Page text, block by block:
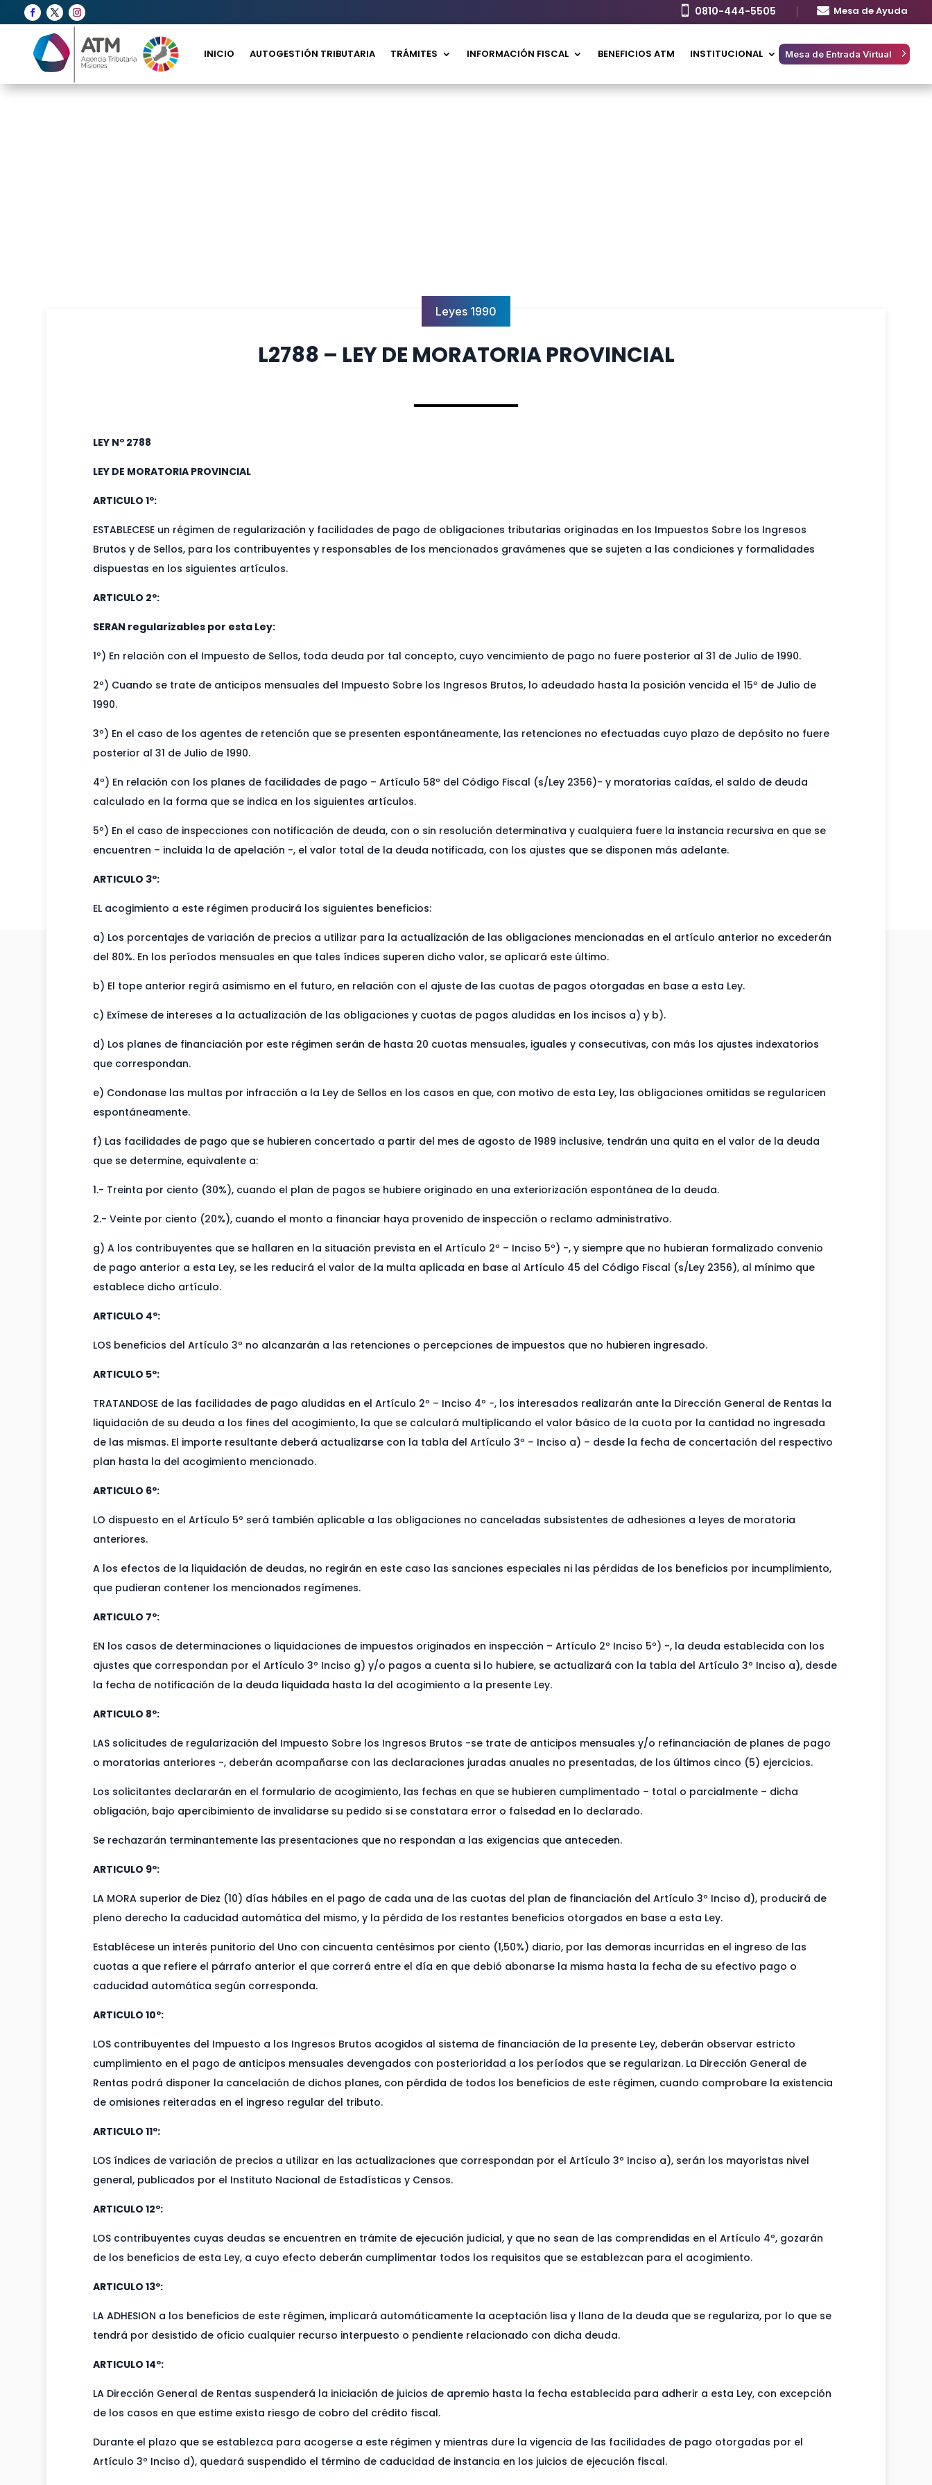
 0810-444-5505  Mesa de Ayuda
INICIO AUTOGESTIÓN TRIBUTARIA TRÁMITES INFORMACIÓN FISCAL BENEFICIOS ATM INSTITUCIONAL Mesa de Entrada Virtual
Leyes 1990
L2788 – LEY DE MORATORIA PROVINCIAL
LEY Nº 2788
LEY DE MORATORIA PROVINCIAL
ARTICULO 1º:
ESTABLECESE un régimen de regularización y facilidades de pago de obligaciones tributarias originadas en los Impuestos Sobre los Ingresos
Brutos y de Sellos, para los contribuyentes y responsables de los mencionados gravámenes que se sujeten a las condiciones y formalidades
dispuestas en los siguientes artículos.
ARTICULO 2º:
SERAN regularizables por esta Ley:
1º) En relación con el Impuesto de Sellos, toda deuda por tal concepto, cuyo vencimiento de pago no fuere posterior al 31 de Julio de 1990.
2º) Cuando se trate de anticipos mensuales del Impuesto Sobre los Ingresos Brutos, lo adeudado hasta la posición vencida el 15º de Julio de
1990.
3º) En el caso de los agentes de retención que se presenten espontáneamente, las retenciones no efectuadas cuyo plazo de depósito no fuere
posterior al 31 de Julio de 1990.
4º) En relación con los planes de facilidades de pago – Artículo 58º del Código Fiscal (s/Ley 2356)- y moratorias caídas, el saldo de deuda
calculado en la forma que se indica en los siguientes artículos.
5º) En el caso de inspecciones con notificación de deuda, con o sin resolución determinativa y cualquiera fuere la instancia recursiva en que se
encuentren – incluida la de apelación -, el valor total de la deuda notificada, con los ajustes que se disponen más adelante.
ARTICULO 3º:
EL acogimiento a este régimen producirá los siguientes beneficios:
a) Los porcentajes de variación de precios a utilizar para la actualización de las obligaciones mencionadas en el artículo anterior no excederán
del 80%. En los períodos mensuales en que tales índices superen dicho valor, se aplicará este último.
b) El tope anterior regirá asimismo en el futuro, en relación con el ajuste de las cuotas de pagos otorgadas en base a esta Ley.
c) Exímese de intereses a la actualización de las obligaciones y cuotas de pagos aludidas en los incisos a) y b).
d) Los planes de financiación por este régimen serán de hasta 20 cuotas mensuales, iguales y consecutivas, con más los ajustes indexatorios
que correspondan.
e) Condonase las multas por infracción a la Ley de Sellos en los casos en que, con motivo de esta Ley, las obligaciones omitidas se regularicen
espontáneamente.
f) Las facilidades de pago que se hubieren concertado a partir del mes de agosto de 1989 inclusive, tendrán una quita en el valor de la deuda
que se determine, equivalente a:
1.- Treinta por ciento (30%), cuando el plan de pagos se hubiere originado en una exteriorización espontánea de la deuda.
2.- Veinte por ciento (20%), cuando el monto a financiar haya provenido de inspección o reclamo administrativo.
g) A los contribuyentes que se hallaren en la situación prevista en el Artículo 2º – Inciso 5º) -, y siempre que no hubieran formalizado convenio
de pago anterior a esta Ley, se les reducirá el valor de la multa aplicada en base al Artículo 45 del Código Fiscal (s/Ley 2356), al mínimo que
establece dicho artículo.
ARTICULO 4º:
LOS beneficios del Artículo 3º no alcanzarán a las retenciones o percepciones de impuestos que no hubieren ingresado.
ARTICULO 5º:
TRATANDOSE de las facilidades de pago aludidas en el Artículo 2º – Inciso 4º -, los interesados realizarán ante la Dirección General de Rentas la
liquidación de su deuda a los fines del acogimiento, la que se calculará multiplicando el valor básico de la cuota por la cantidad no ingresada
de las mismas. El importe resultante deberá actualizarse con la tabla del Artículo 3º – Inciso a) – desde la fecha de concertación del respectivo
plan hasta la del acogimiento mencionado.
ARTICULO 6º:
LO dispuesto en el Artículo 5º será también aplicable a las obligaciones no canceladas subsistentes de adhesiones a leyes de moratoria
anteriores.
A los efectos de la liquidación de deudas, no regirán en este caso las sanciones especiales ni las pérdidas de los beneficios por incumplimiento,
que pudieran contener los mencionados regímenes.
ARTICULO 7º:
EN los casos de determinaciones o liquidaciones de impuestos originados en inspección – Artículo 2º Inciso 5º) -, la deuda establecida con los
ajustes que correspondan por el Artículo 3º Inciso g) y/o pagos a cuenta si lo hubiere, se actualizará con la tabla del Artículo 3º Inciso a), desde
la fecha de notificación de la deuda liquidada hasta la del acogimiento a la presente Ley.
ARTICULO 8º:
LAS solicitudes de regularización del Impuesto Sobre los Ingresos Brutos -se trate de anticipos mensuales y/o refinanciación de planes de pago
o moratorias anteriores -, deberán acompañarse con las declaraciones juradas anuales no presentadas, de los últimos cinco (5) ejercicios.
Los solicitantes declararán en el formulario de acogimiento, las fechas en que se hubieren cumplimentado – total o parcialmente – dicha
obligación, bajo apercibimiento de invalidarse su pedido si se constatara error o falsedad en lo declarado.
Se rechazarán terminantemente las presentaciones que no respondan a las exigencias que anteceden.
ARTICULO 9º:
LA MORA superior de Diez (10) días hábiles en el pago de cada una de las cuotas del plan de financiación del Artículo 3º Inciso d), producirá de
pleno derecho la caducidad automática del mismo, y la pérdida de los restantes beneficios otorgados en base a esta Ley.
Establécese un interés punitorio del Uno con cincuenta centésimos por ciento (1,50%) diario, por las demoras incurridas en el ingreso de las
cuotas a que refiere el párrafo anterior el que correrá entre el día en que debió abonarse la misma hasta la fecha de su efectivo pago o
caducidad automática según corresponda.
ARTICULO 10º:
LOS contribuyentes del Impuesto a los Ingresos Brutos acogidos al sistema de financiación de la presente Ley, deberán observar estricto
cumplimiento en el pago de anticipos mensuales devengados con posterioridad a los períodos que se regularizan. La Dirección General de
Rentas podrá disponer la cancelación de dichos planes, con pérdida de todos los beneficios de este régimen, cuando comprobare la existencia
de omisiones reiteradas en el ingreso regular del tributo.
ARTICULO 11º:
LOS índices de variación de precios a utilizar en las actualizaciones que correspondan por el Artículo 3º Inciso a), serán los mayoristas nivel
general, publicados por el Instituto Nacional de Estadísticas y Censos.
ARTICULO 12º:
LOS contribuyentes cuyas deudas se encuentren en trámite de ejecución judicial, y que no sean de las comprendidas en el Artículo 4º, gozarán
de los beneficios de esta Ley, a cuyo efecto deberán cumplimentar todos los requisitos que se establezcan para el acogimiento.
ARTICULO 13º:
LA ADHESION a los beneficios de este régimen, implicará automáticamente la aceptación lisa y llana de la deuda que se regulariza, por lo que se
tendrá por desistido de oficio cualquier recurso interpuesto o pendiente relacionado con dicha deuda.
ARTICULO 14º:
LA Dirección General de Rentas suspenderá la iniciación de juicios de apremio hasta la fecha establecida para adherir a esta Ley, con excepción
de los casos en que estime exista riesgo de cobro del crédito fiscal.
Durante el plazo que se establezca para acogerse a este régimen y mientras dure la vigencia de las facilidades de pago otorgadas por el
Artículo 3º Inciso d), quedará suspendido el término de caducidad de instancia en los juicios de ejecución fiscal.